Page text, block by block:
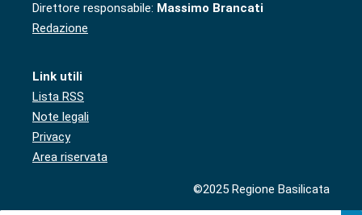
Direttore responsabile: Massimo Brancati
Redazione
Link utili
Lista RSS
Note legali
Privacy
Area riservata
©2025 Regione Basilicata